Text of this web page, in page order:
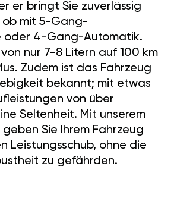
er bringt Sie zuverlässig
ob mit 5-Gang-
oder 4-Gang-Automatik.
nur 7-8 Litern auf 100 km
Zudem ist das Fahrzeug
bekannt; mit etwas
von über
Seltenheit. Mit unserem
geben Sie Ihrem Fahrzeug
Leistungsschub, ohne die
zu gefährden.